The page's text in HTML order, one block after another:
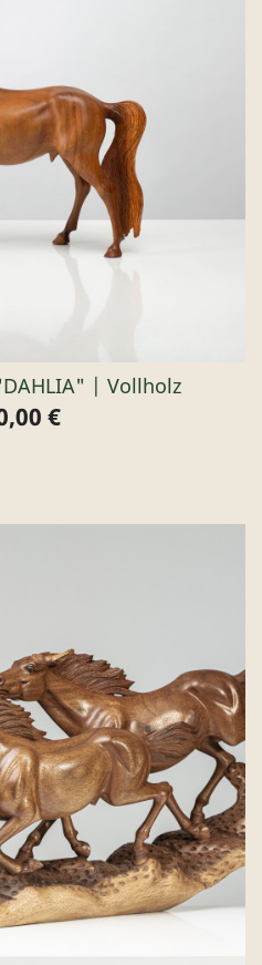
| Vollholz
€